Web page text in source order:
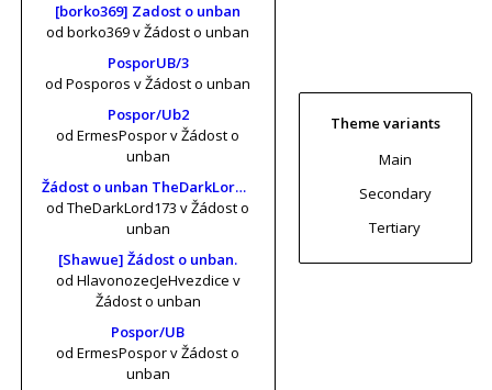
[borko369] Zadost o unban
od borko369v Žádost o unban
PosporUB/3
od Posporos v Žádost o unban
Pospor/Ub2
od ErmesPosporv Žádost o
unban
Žádost o unban TheDarkLord173 (risa11, KrtkuvDort, MrKrabs) [vol. 2]
od TheDarkLord173 v Žádost o
unban
[Shawue] Žádost o unban.
od HlavonozecJeHvezdice v
Žádost o unban
Pospor/UB
od ErmesPosporv Žádost o
unban
Theme variants
Main
Secondary
Tertiary